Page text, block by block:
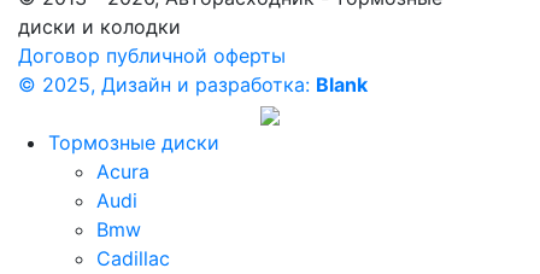
диски и колодки
Договор публичной оферты
© 2025, Дизайн и разработка: Blank
Тормозные диски
Acura
Audi
Bmw
Cadillac